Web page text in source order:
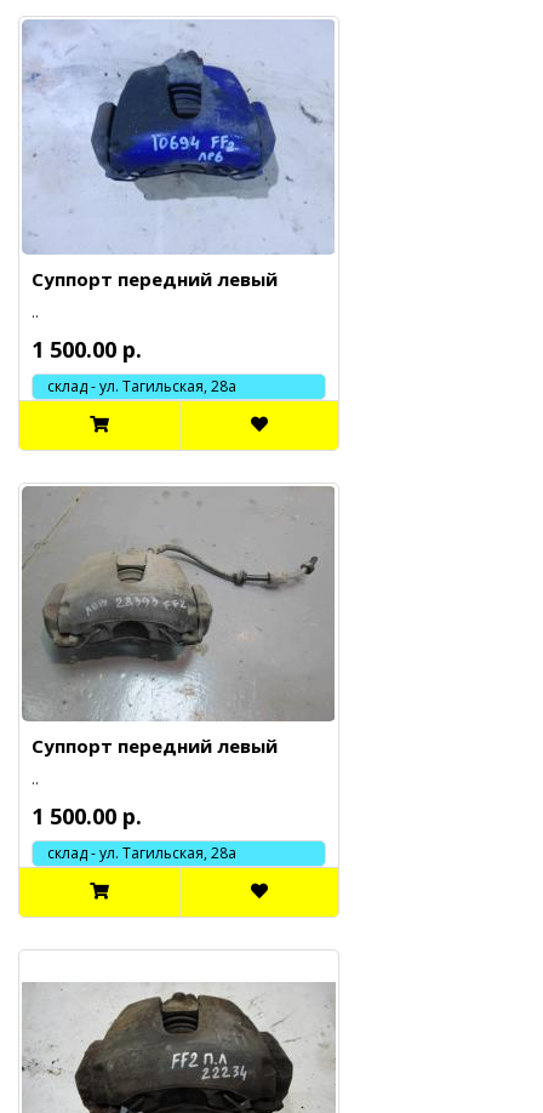
Суппорт передний левый
..
1 500.00 р.
склад - ул. Тагильская, 28а
Суппорт передний левый
..
1 500.00 р.
склад - ул. Тагильская, 28а